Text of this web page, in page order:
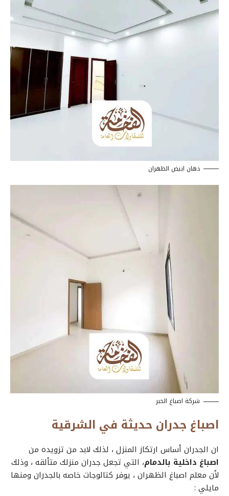
دهان ابيض الظهران
شركة اصباغ الخبر
اصباغ جدران حديثة في الشرقية
ان الجدران أساس ارتكاز المنزل ، لذلك لابد من تزويده من
اصباغ داخلية بالدمام، التي تجعل جدران منزلك متألقه ، وذلك
لأن معلم اصباغ الظهران، يوفر كتالوجات خاصه بالجدران ومنها
مايلي :